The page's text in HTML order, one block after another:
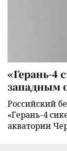
«Герань-4
западным
Российский
«Герань-4
акватории